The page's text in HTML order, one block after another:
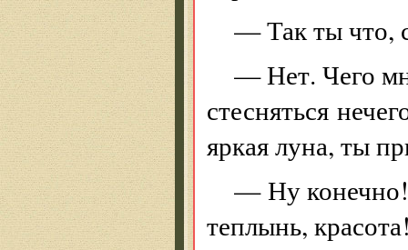
— Так ты что,
— Нет. Чего
стесняться
яркая луна, ты
— Ну конечно!
теплынь,